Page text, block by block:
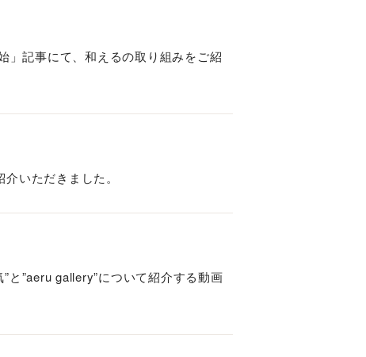
記事にて、和えるの取り組みをご紹
いただきました。
”aeru gallery”について紹介する動画